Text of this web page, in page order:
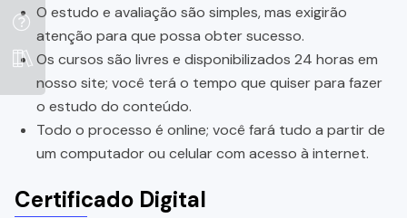
O estudo e avaliação são simples, mas exigirão
atenção para que possa obter sucesso.
Os cursos são livres e disponibilizados 24 horas em
nosso site; você terá o tempo que quiser para fazer
o estudo do conteúdo.
Todo o processo é online; você fará tudo a partir de
um computador ou celular com acesso à internet.
Certificado Digital